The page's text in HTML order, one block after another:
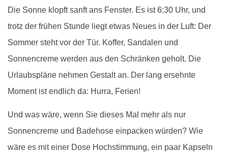
Die Sonne klopft sanft ans Fenster. Es ist 6:30 Uhr, und
trotz der frühen Stunde liegt etwas Neues in der Luft: Der
Sommer steht vor der Tür. Koffer, Sandalen und
Sonnencreme werden aus den Schränken geholt. Die
Urlaubspläne nehmen Gestalt an. Der lang ersehnte
Moment ist endlich da: Hurra, Ferien!
Und was wäre, wenn Sie dieses Mal mehr als nur
Sonnencreme und Badehose einpacken würden? Wie
wäre es mit einer Dose Hochstimmung, ein paar Kapseln